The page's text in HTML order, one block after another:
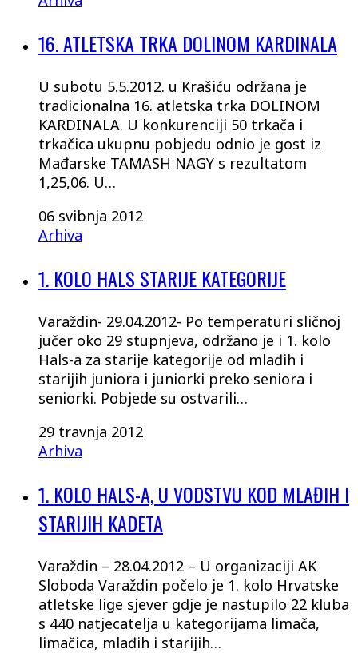
16. ATLETSKA TRKA DOLINOM KARDINALA
U subotu 5.5.2012. u Krašiću održana je
tradicionalna 16. atletska trka DOLINOM
KARDINALA. U konkurenciji 50 trkača i
trkačica ukupnu pobjedu odnio je gost iz
Mađarske TAMASH NAGY s rezultatom
1,25,06. U…
06 svibnja 2012
Arhiva
1. KOLO HALS STARIJE KATEGORIJE
Varaždin- 29.04.2012- Po temperaturi sličnoj
jučer oko 29 stupnjeva, održano je i 1. kolo
Hals-a za starije kategorije od mlađih i
starijih juniora i juniorki preko seniora i
seniorki. Pobjede su ostvarili…
29 travnja 2012
Arhiva
1. KOLO HALS-A, U VODSTVU KOD MLAĐIH I
STARIJIH KADETA
Varaždin – 28.04.2012 – U organizaciji AK
Sloboda Varaždin počelo je 1. kolo Hrvatske
atletske lige sjever gdje je nastupilo 22 kluba
s 440 natjecatelja u kategorijama limača,
limačica, mlađih i starijih…